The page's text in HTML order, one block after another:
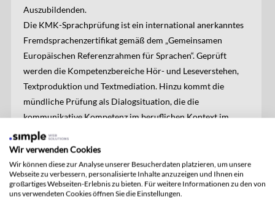
Auszubildenden.
Die KMK-Sprachprüfung ist ein international anerkanntes
Fremdsprachenzertifikat gemäß dem „Gemeinsamen
Europäischen Referenzrahmen für Sprachen“. Geprüft
werden die Kompetenzbereiche Hör- und Leseverstehen,
Textproduktion und Textmediation. Hinzu kommt die
mündliche Prüfung als Dialogsituation, die die
kommunikative Kompetenz im beruflichen Kontext im
Fokus hat.
Autorin: Monika Süß-Michel, 05.03.2019
Wir verwenden Cookies
Wir können diese zur Analyse unserer Besucherdaten platzieren, um unsere
Webseite zu verbessern, personalisierte Inhalte anzuzeigen und Ihnen ein
großartiges Webseiten-Erlebnis zu bieten. Für weitere Informationen zu den von
uns verwendeten Cookies öffnen Sie die Einstellungen.